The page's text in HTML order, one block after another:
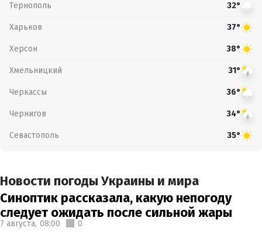
Тернополь 32°
Харьков 37°
Херсон 38°
Хмельницкий 31°
Черкассы 36°
Чернигов 34°
Севастополь 35°
Новости погоды Украины и мира
Синоптик рассказала, какую непогоду
следует ожидать после сильной жары
7 августа, 08:00 0